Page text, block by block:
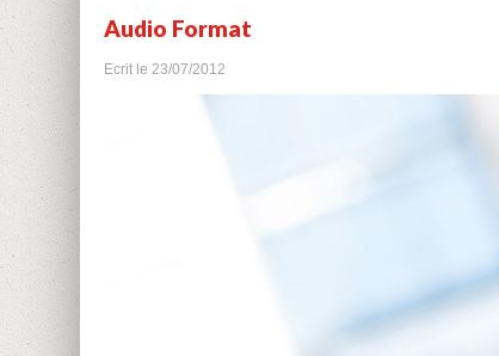
Audio Format
Ecrit le 23/07/2012